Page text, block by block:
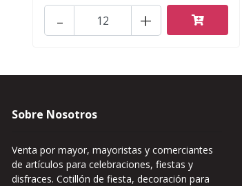
+
-
Sobre Nosotros
Venta por mayor, mayoristas y comerciantes
de artículos para celebraciones, fiestas y
disfraces. Cotillón de fiesta, decoración para